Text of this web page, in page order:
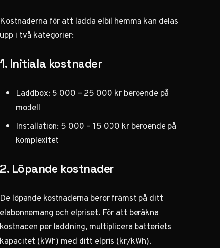
Kostnaderna för att ladda elbil hemma kan delas
upp i två kategorier:
1. Initiala kostnader
Laddbox: 5 000 – 25 000 kr beroende på
modell
Installation: 5 000 – 15 000 kr beroende på
komplexitet
2. Löpande kostnader
De löpande kostnaderna beror främst på ditt
elabonnemang och elpriset. För att beräkna
kostnaden per laddning, multiplicera batteriets
kapacitet (kWh) med ditt elpris (kr/kWh).